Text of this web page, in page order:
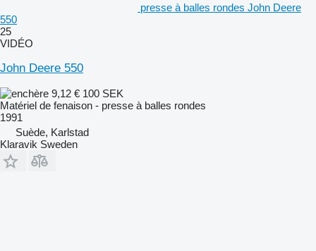
presse à balles rondes John Deere
550
25
VIDÉO
John Deere 550
9,12 € 100 SEK
Matériel de fenaison - presse à balles rondes
1991
Suède, Karlstad
Klaravik Sweden